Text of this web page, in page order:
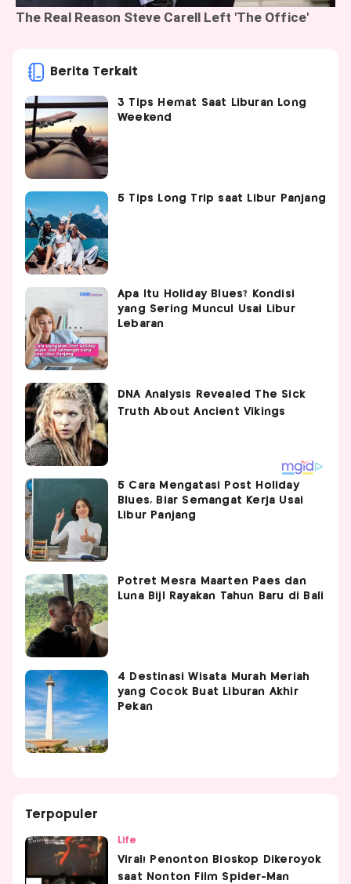
Berita Terkait
3 Tips Hemat Saat Liburan Long
Weekend
5 Tips Long Trip saat Libur Panjang
Apa Itu Holiday Blues? Kondisi
yang Sering Muncul Usai Libur
Lebaran
5 Cara Mengatasi Post Holiday
Blues, Biar Semangat Kerja Usai
Libur Panjang
Potret Mesra Maarten Paes dan
Luna Bijl Rayakan Tahun Baru di Bali
4 Destinasi Wisata Murah Meriah
yang Cocok Buat Liburan Akhir
Pekan
Terpopuler
Life
Viral! Penonton Bioskop Dikeroyok
saat Nonton Film Spider-Man